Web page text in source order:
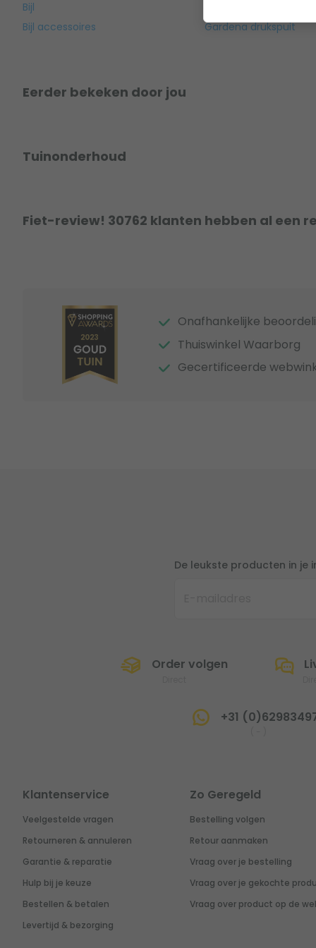
Bijl
Bijl accessoires
Gardena drukspuit
Eerder bekeken door jou
Tuinonderhoud
Fiet-review! 30762 klanten hebben al een
Onafhankelijke
Thuiswinkel Waarborg
Gecertificeerde
De leukste producten in je
Order volgen
+31
Klantenservice
Veelgestelde vragen
Retourneren & annuleren
Garantie & reparatie
Hulp bij je keuze
Bestellen & betalen
Levertijd & bezorging
Zo Geregeld
Bestelling volgen
Retour aanmaken
Vraag over je bestelling
Vraag over je gekochte
Vraag over product op de